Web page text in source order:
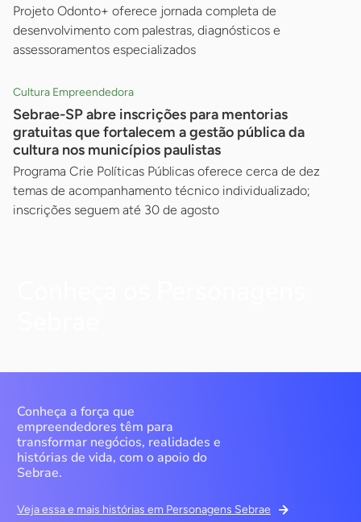
Projeto Odonto+ oferece jornada completa de
desenvolvimento com palestras, diagnósticos e
assessoramentos especializados
Cultura Empreendedora
Sebrae-SP abre inscrições para mentorias
gratuitas que fortalecem a gestão pública da
cultura nos municípios paulistas
Programa Crie Políticas Públicas oferece cerca de dez
temas de acompanhamento técnico individualizado;
inscrições seguem até 30 de agosto
Conheça a força que
empreendedores têm para
transformar negócios, realidades e
histórias de vida, com o apoio do
Sebrae.
Veja essa e mais histórias em Personagens Sebrae